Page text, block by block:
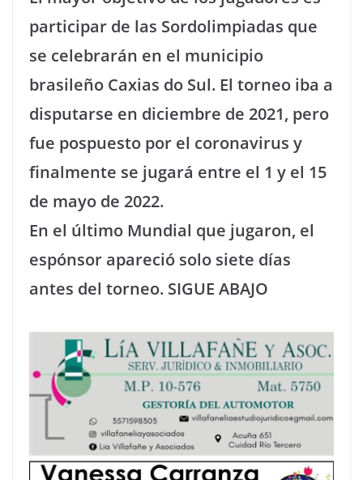
participar de las Sordolimpiadas que
se celebrarán en el municipio
brasileño Caxias do Sul. El torneo iba a
disputarse en diciembre de 2021, pero
fue pospuesto por el coronavirus y
finalmente se jugará entre el 1 y el 15
de mayo de 2022.
En el último Mundial que jugaron, el
espónsor apareció solo siete días
antes del torneo. SIGUE ABAJO